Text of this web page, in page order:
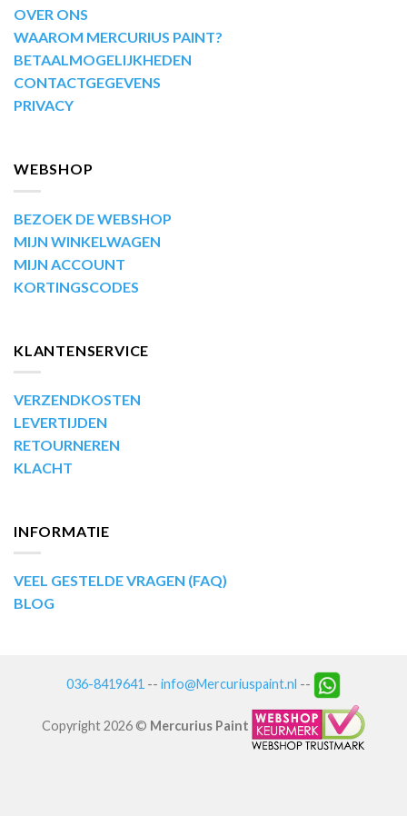
OVER ONS
WAAROM MERCURIUS PAINT?
BETAALMOGELIJKHEDEN
CONTACTGEGEVENS
PRIVACY
WEBSHOP
BEZOEK DE WEBSHOP
MIJN WINKELWAGEN
MIJN ACCOUNT
KORTINGSCODES
KLANTENSERVICE
VERZENDKOSTEN
LEVERTIJDEN
RETOURNEREN
KLACHT
INFORMATIE
VEEL GESTELDE VRAGEN (FAQ)
BLOG
036-8419641 -- info@Mercuriuspaint.nl --
Copyright 2026 © Mercurius Paint